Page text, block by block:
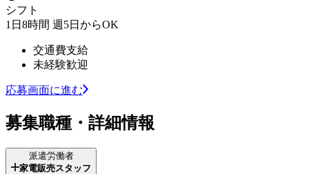
シフト
1日8時間 週5日からOK
交通費支給
未経験歓迎
応募画面に進む
募集職種・詳細情報
派遣労働者
家電販売スタッフ